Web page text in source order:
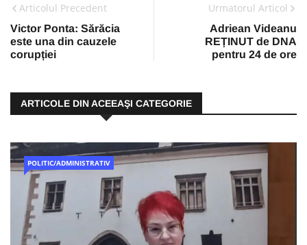
Articolul Precedent
Victor Ponta: Sărăcia
este una din cauzele
corupției
Urmatorul Articol
Adriean Videanu
REȚINUT de DNA
pentru 24 de ore
ARTICOLE DIN ACEEAŞI CATEGORIE
POLITIC/ADMINISTRATIV